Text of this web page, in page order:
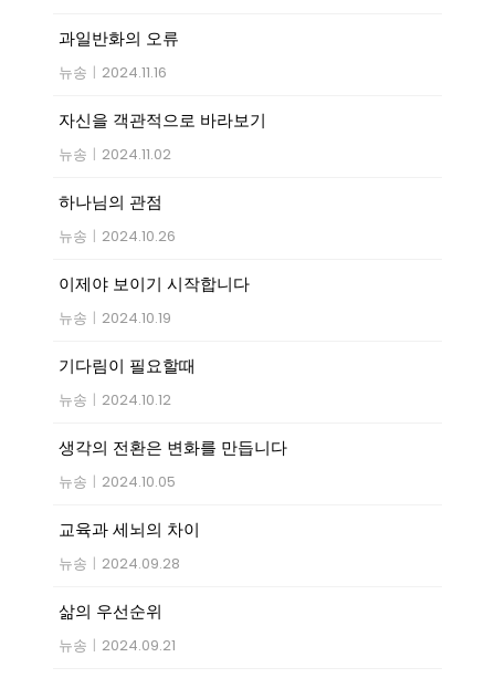
과일반화의 오류
뉴송 | 2024.11.16
자신을 객관적으로 바라보기
뉴송 | 2024.11.02
하나님의 관점
뉴송 | 2024.10.26
이제야 보이기 시작합니다
뉴송 | 2024.10.19
기다림이 필요할때
뉴송 | 2024.10.12
생각의 전환은 변화를 만듭니다
뉴송 | 2024.10.05
교육과 세뇌의 차이
뉴송 | 2024.09.28
삶의 우선순위
뉴송 | 2024.09.21